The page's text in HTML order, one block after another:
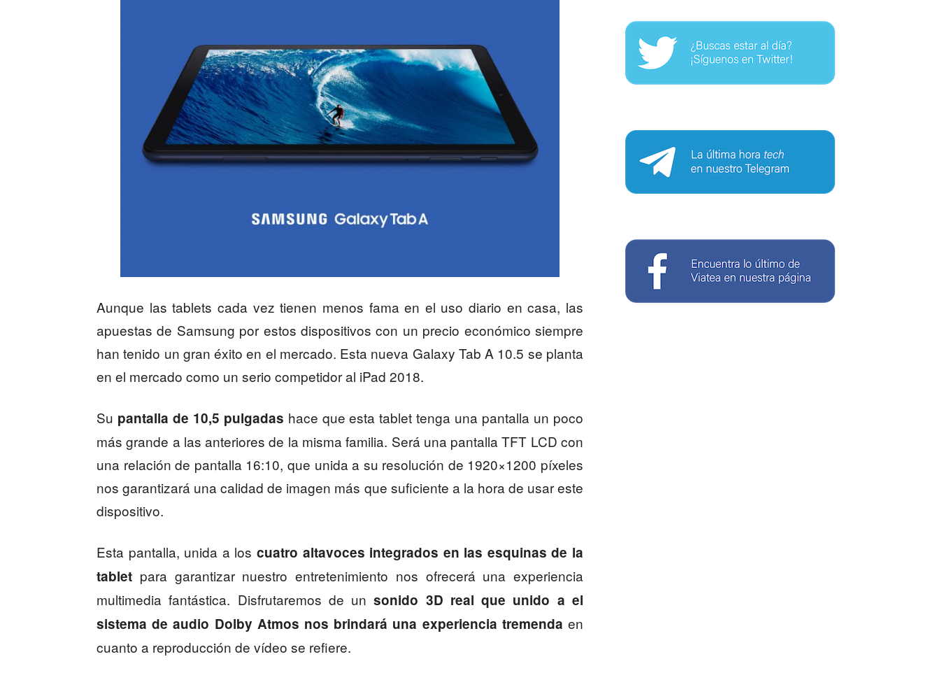
Aunque las tablets cada vez tienen menos fama en el uso diario en casa, las
apuestas de Samsung por estos dispositivos con un precio económico siempre
han tenido un gran éxito en el mercado. Esta nueva Galaxy Tab A 10.5 se planta
en el mercado como un serio competidor al iPad 2018.
Su pantalla de 10,5 pulgadas hace que esta tablet tenga una pantalla un poco
más grande a las anteriores de la misma familia. Será una pantalla TFT LCD con
una relación de pantalla 16:10, que unida a su resolución de 1920×1200 píxeles
nos garantizará una calidad de imagen más que suficiente a la hora de usar este
dispositivo.
Esta pantalla, unida a los cuatro altavoces integrados en las esquinas de la
tablet para garantizar nuestro entretenimiento nos ofrecerá una experiencia
multimedia fantástica. Disfrutaremos de unsonido 3D real que unido a el
sistema de audio Dolby Atmos nos brindará una experiencia tremenda en
cuanto a reproducción de vídeo se refiere.